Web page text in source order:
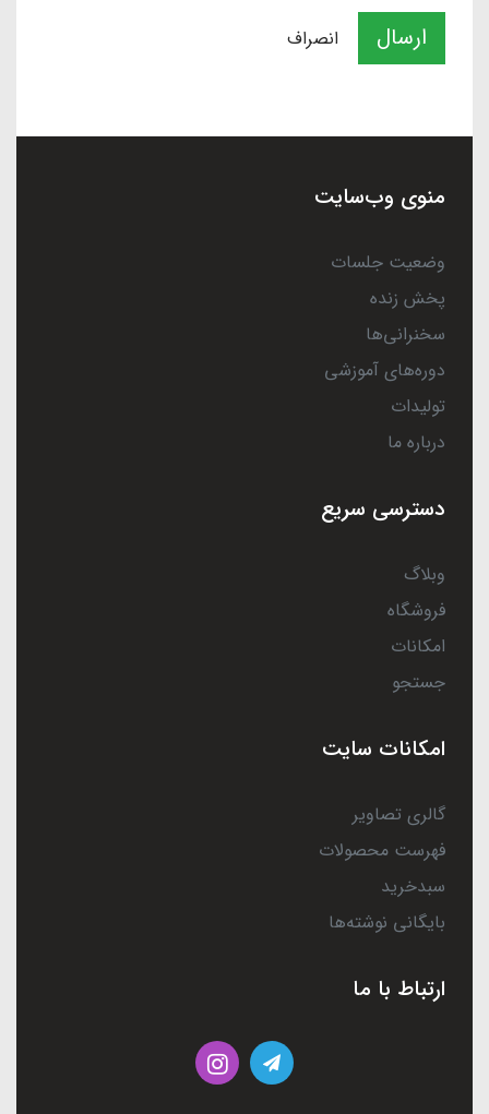
ارسال انصراف
منوی وب‌سایت
وضعیت جلسات
پخش زنده
سخنرانی‌ها
دوره‌های آموزشی
تولیدات
درباره ما
دسترسی سریع
وبلاگ
فروشگاه
امکانات
جستجو
امکانات سایت
گالری تصاویر
فهرست محصولات
سبدخرید
بایگانی نوشته‌ها
ارتباط با ما